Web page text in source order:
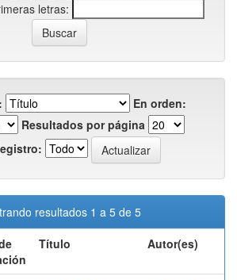
letras:
En orden:
Resultados por página
resultados 1 a 5 de 5
Título Autor(es)